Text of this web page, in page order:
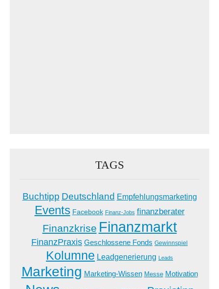
TAGS
Buchtipp Deutschland Empfehlungsmarketing
Events Facebook Finanz-Jobs finanzberater
Finanzkrise Finanzmarkt
FinanzPraxis Geschlossene Fonds Gewinnspiel
Kolumne Leadgenerierung Leads
Marketing Marketing-Wissen Messe Motivation